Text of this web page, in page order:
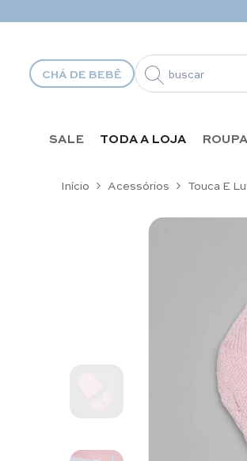
CHÁ DE BEBÊ
SALE TODA A LOJA
Início Acessórios Touca E